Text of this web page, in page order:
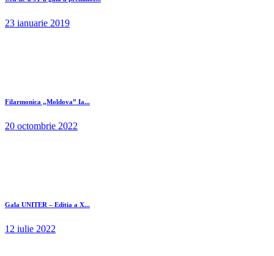
23 ianuarie 2019
Filarmonica „Moldova” Ia...
20 octombrie 2022
Gala UNITER – Editia a X...
12 iulie 2022